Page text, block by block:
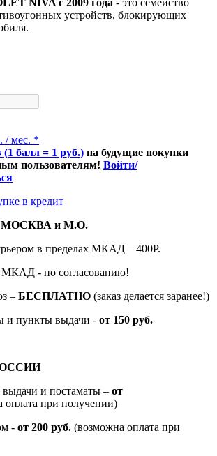
устройств, блокирующих
/ мес. *
(1 балл = 1 руб.) на будущие покупки
пользователям! Войти/
в кредит
МОСКВА и М.О.
в пределах МКАД – 400Р.
МКАД - по согласованию!
– БЕСПЛАТНО (заказ делается заранее!)
и пункты выдачи - от 150 руб.
и постаматы – от
оплата при получении)
- от 200 руб. (возможна оплата при